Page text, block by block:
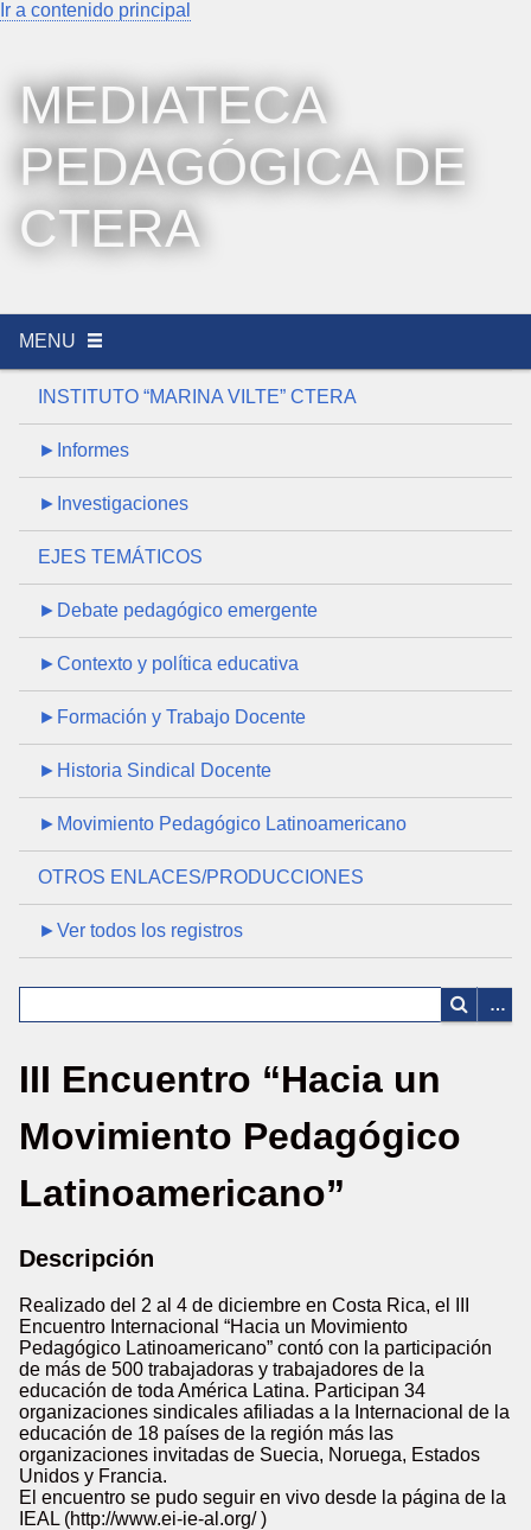
Ir a contenido principal
MEDIATECA
PEDAGÓGICA DE
CTERA
MENU
INSTITUTO “MARINA VILTE” CTERA
►Informes
►Investigaciones
EJES TEMÁTICOS
►Debate pedagógico emergente
►Contexto y política educativa
►Formación y Trabajo Docente
►Historia Sindical Docente
►Movimiento Pedagógico Latinoamericano
OTROS ENLACES/PRODUCCIONES
►Ver todos los registros
III Encuentro “Hacia un
Movimiento Pedagógico
Latinoamericano”
Descripción
Realizado del 2 al 4 de diciembre en Costa Rica, el III
Encuentro Internacional “Hacia un Movimiento
Pedagógico Latinoamericano” contó con la participación
de más de 500 trabajadoras y trabajadores de la
educación de toda América Latina. Participan 34
organizaciones sindicales afiliadas a la Internacional de la
educación de 18 países de la región más las
organizaciones invitadas de Suecia, Noruega, Estados
Unidos y Francia.
El encuentro se pudo seguir en vivo desde la página de la
IEAL (http://www.ei-ie-al.org/ )